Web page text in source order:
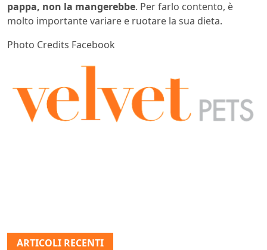
pappa, non la mangerebbe. Per farlo contento, è
molto importante variare e ruotare la sua dieta.
Photo Credits Facebook
ARTICOLI RECENTI